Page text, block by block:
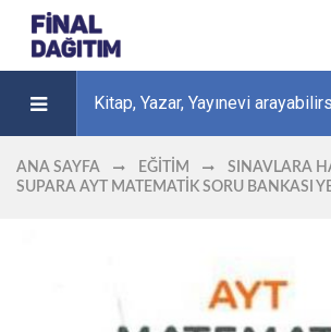
ANA SAYFA EĞITIM
SINAVLARA
SUPARA AYT MATEMATIK SORU BANKASI